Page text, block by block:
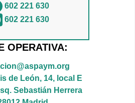
602 221 630
602 221 630
OPERATIVA:
de León, 14, local E
Sebastián Herrera